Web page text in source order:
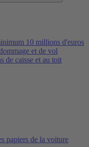
10 millions d'euros
et de vol
de caisse et au toit
papiers de la voiture